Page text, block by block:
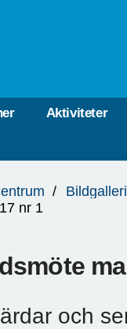
Aktiviteter
Bildgalleri
nr 1
och